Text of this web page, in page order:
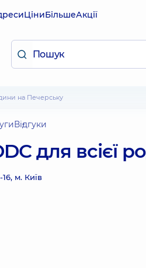
ЦіниБільшеАкції
на Печерську
Відгуки
для всієї
м. Київ